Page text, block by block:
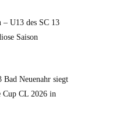
U13 des SC 13
Saison
Bad Neuenahr siegt
Cup CL 2026 in